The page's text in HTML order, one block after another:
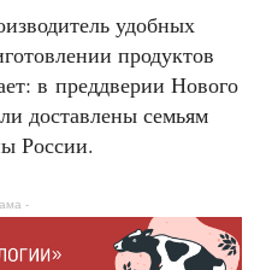
удобных
продуктов
в преддверии Нового
доставлены семьям
России.
-